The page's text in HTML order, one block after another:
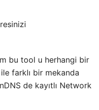
bu tool u herhangi bir
farklı bir mekanda
de kayıtlı Network